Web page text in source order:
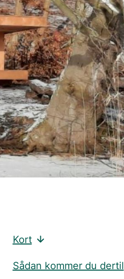
Kort
Sådan kommer du dertil